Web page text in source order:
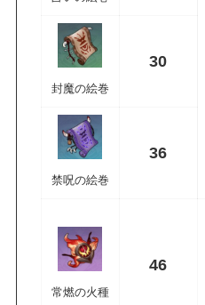
封魔の絵巻
30
禁呪の絵巻
36
常燃の火種
46